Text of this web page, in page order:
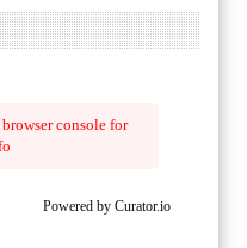
console for
Powered by Curator.io